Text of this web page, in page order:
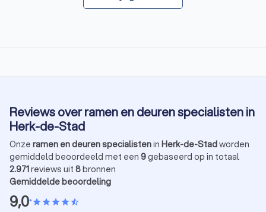
Reviews over ramen en deuren specialisten in
Herk-de-Stad
Onze ramen en deuren specialistenin Herk-de-Stadworden
gemiddeld beoordeeld met een 9gebaseerd op in totaal
2.971reviews uit 8bronnen
Gemiddelde beoordeling
9,0•starstarstarstarstar_half